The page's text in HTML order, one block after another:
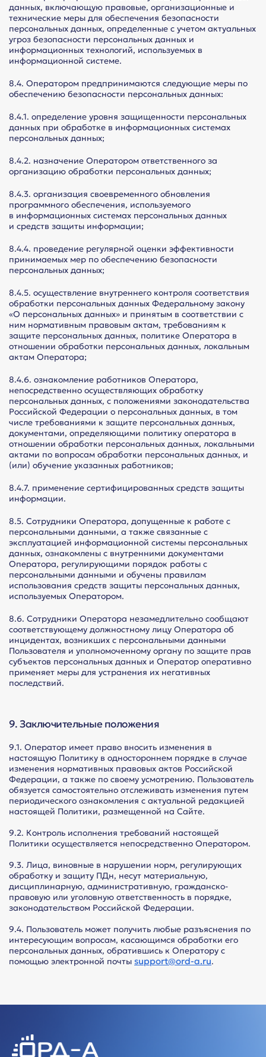
данных, включающую правовые, организационные и
технические меры для обеспечения безопасности
персональных данных, определенные с учетом актуальных
угроз безопасности персональных данных и
информационных технологий, используемых в
информационной системе.
8.4. Оператором предпринимаются следующие меры по
обеспечению безопасности персональных данных:
8.4.1. определение уровня защищенности персональных
данных при обработке в информационных системах
персональных данных;
8.4.2. назначение Оператором ответственного за
организацию обработки персональных данных;
8.4.3. организация своевременного обновления
программного обеспечения, используемого
в информационных системах персональных данных
и средств защиты информации;
8.4.4. проведение регулярной оценки эффективности
принимаемых мер по обеспечению безопасности
персональных данных;
8.4.5. осуществление внутреннего контроля соответствия
обработки персональных данных Федеральному закону
«О персональных данных» и принятым в соответствии с
ним нормативным правовым актам, требованиям к
защите персональных данных, политике Оператора в
отношении обработки персональных данных, локальным
актам Оператора;
8.4.6. ознакомление работников Оператора,
непосредственно осуществляющих обработку
персональных данных, с положениями законодательства
Российской Федерации о персональных данных, в том
числе требованиями к защите персональных данных,
документами, определяющими политику оператора в
отношении обработки персональных данных, локальными
актами по вопросам обработки персональных данных, и
(или) обучение указанных работников;
8.4.7. применение сертифицированных средств защиты
информации.
8.5. Сотрудники Оператора, допущенные к работе с
персональными данными, а также связанные с
эксплуатацией информационной системы персональных
данных, ознакомлены с внутренними документами
Оператора, регулирующими порядок работы с
персональными данными и обучены правилам
использования средств защиты персональных данных,
используемых Оператором.
8.6. Сотрудники Оператора незамедлительно сообщают
соответствующему должностному лицу Оператора об
инцидентах, возникших с персональными данными
Пользователя и уполномоченному органу по защите прав
субъектов персональных данных и Оператор оперативно
применяет меры для устранения их негативных
последствий.
9. Заключительные положения
9.1. Оператор имеет право вносить изменения в
настоящую Политику в одностороннем порядке в случае
изменения нормативных правовых актов Российской
Федерации, а также по своему усмотрению. Пользователь
обязуется самостоятельно отслеживать изменения путем
периодического ознакомления с актуальной редакцией
настоящей Политики, размещенной на Сайте.
9.2. Контроль исполнения требований настоящей
Политики осуществляется непосредственно Оператором.
9.3. Лица, виновные в нарушении норм, регулирующих
обработку и защиту ПДн, несут материальную,
дисциплинарную, административную, гражданско-
правовую или уголовную ответственность в порядке,
законодательством Российской Федерации.
9.4. Пользователь может получить любые разъяснения по
интересующим вопросам, касающимся обработки его
персональных данных, обратившись к Оператору с
помощью электронной почты support@ord-a.ru.